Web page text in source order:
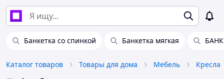
Банкетка со спинкой Банкетка мягкая
Каталог товаров Товары для дома Мебель Кресла